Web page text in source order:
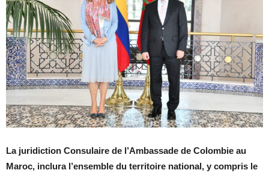
La juridiction Consulaire de l’Ambassade de Colombie au
Maroc, inclura l’ensemble du territoire national, y compris le